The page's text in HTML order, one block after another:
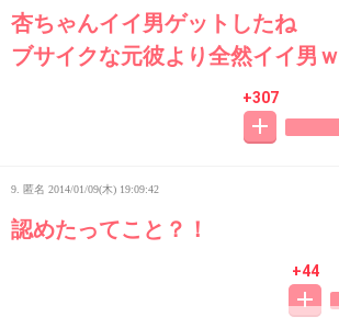
杏ちゃんイイ男ゲットしたね
ブサイクな元彼より全然イイ男ｗ
+307
9. 匿名 2014/01/09(木) 19:09:42
認めたってこと？！
+44